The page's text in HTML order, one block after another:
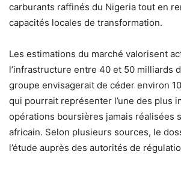
carburants raffinés du Nigeria tout en
capacités locales de transformation.
Les estimations du marché valorisent
l’infrastructure entre 40 et 50 milliards
groupe envisagerait de céder environ
qui pourrait représenter l’une des plus
opérations boursières jamais réalisées
africain. Selon plusieurs sources, le
l’étude auprès des autorités de